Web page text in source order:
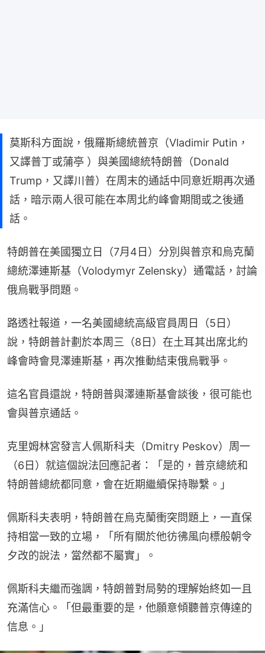
莫斯科方面說，俄羅斯總統普京（Vladimir Putin，
又譯普丁或蒲亭 ）與美國總統特朗普（Donald
Trump，又譯川普）在周末的通話中同意近期再次通
話，暗示兩人很可能在本周北約峰會期間或之後通
話。
特朗普在美國獨立日（7月4日）分別與普京和烏克蘭
總統澤連斯基（Volodymyr Zelensky）通電話，討論
俄烏戰爭問題。
路透社報道，一名美國總統高級官員周日（5日）
說，特朗普計劃於本周三（8日）在土耳其出席北約
峰會時會見澤連斯基，再次推動結束俄烏戰爭。
這名官員還說，特朗普與澤連斯基會談後，很可能也
會與普京通話。
克里姆林宮發言人佩斯科夫（Dmitry Peskov）周一
（6日）就這個說法回應記者：「是的，普京總統和
特朗普總統都同意，會在近期繼續保持聯繫。」
佩斯科夫表明，特朗普在烏克蘭衝突問題上，一直保
持相當一致的立場，「所有關於他彷彿風向標般朝令
夕改的說法，當然都不屬實」。
佩斯科夫繼而強調，特朗普對局勢的理解始終如一且
充滿信心。「但最重要的是，他願意傾聽普京傳達的
信息。」